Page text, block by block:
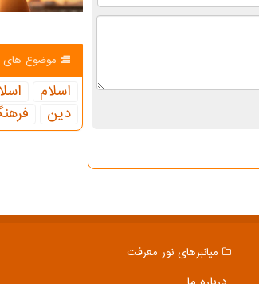
موضوع های
اسلام
دین
میانبرهای نور معرفت